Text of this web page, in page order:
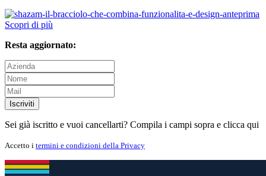
Scopri di più
Resta aggiornato:
Iscriviti
Sei già iscritto e vuoi cancellarti? Compila i campi sopra e clicca qui
Accetto i termini e condizioni della Privacy